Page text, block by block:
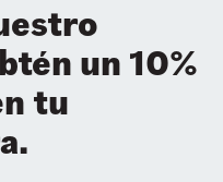
un 10%
tu